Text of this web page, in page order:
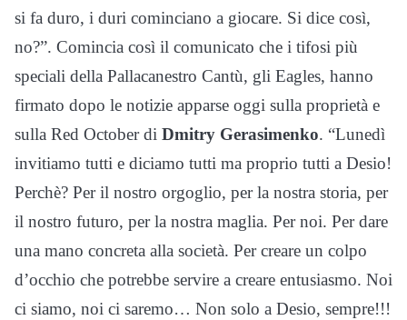
si fa duro, i duri cominciano a giocare. Si dice così,
no?”. Comincia così il comunicato che i tifosi più
speciali della Pallacanestro Cantù, gli Eagles, hanno
firmato dopo le notizie apparse oggi sulla proprietà e
sulla Red October di Dmitry Gerasimenko. “Lunedì
invitiamo tutti e diciamo tutti ma proprio tutti a Desio!
Perchè? Per il nostro orgoglio, per la nostra storia, per
il nostro futuro, per la nostra maglia. Per noi. Per dare
una mano concreta alla società. Per creare un colpo
d’occhio che potrebbe servire a creare entusiasmo. Noi
ci siamo, noi ci saremo… Non solo a Desio, sempre!!!